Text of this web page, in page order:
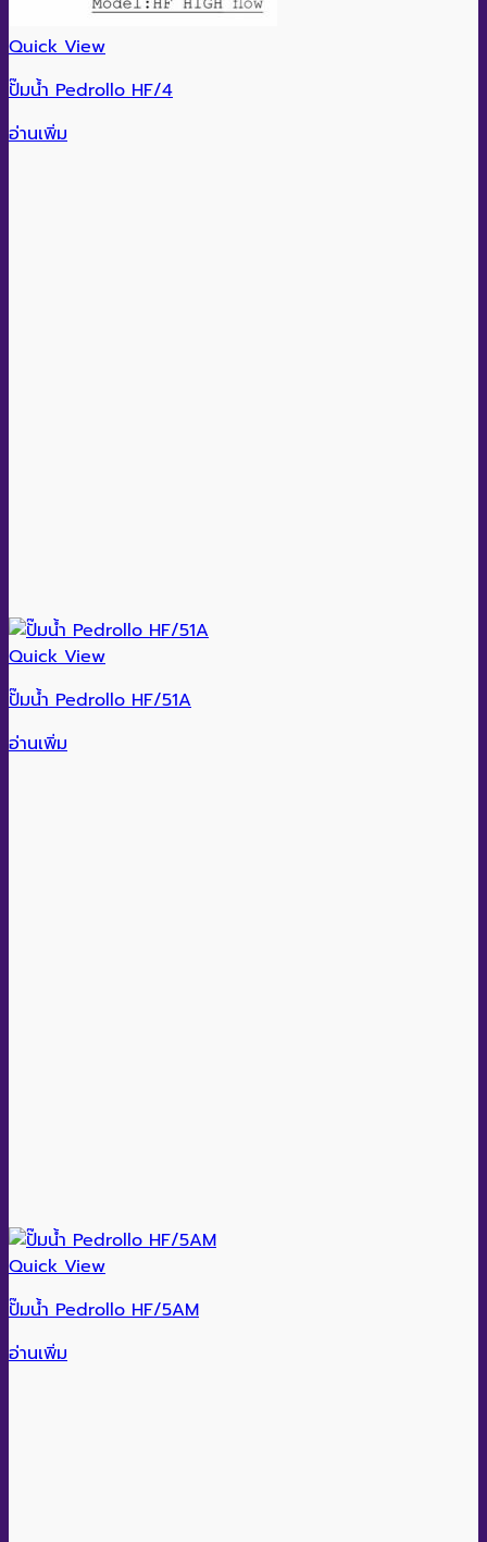
Quick View
ปั๊มน้ำ Pedrollo HF/4
อ่านเพิ่ม
Quick View
ปั๊มน้ำ Pedrollo HF/51A
อ่านเพิ่ม
Quick View
ปั๊มน้ำ Pedrollo HF/5AM
อ่านเพิ่ม